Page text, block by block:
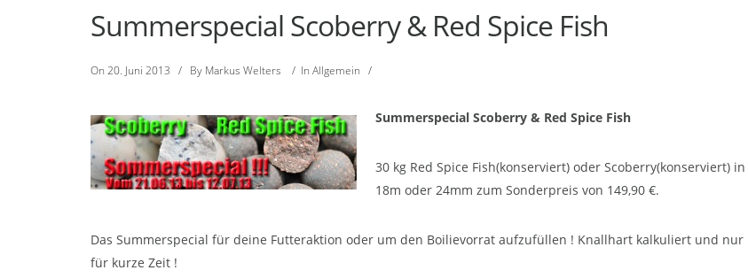
Summerspecial Scoberry & Red Spice Fish
On 20. Juni 2013 / By Markus Welters / In Allgemein /
Summerspecial Scoberry & Red Spice Fish
30 kg Red Spice Fish(konserviert) oder Scoberry(konserviert) in
18m oder 24mm zum Sonderpreis von 149,90 €.
Das Summerspecial für deine Futteraktion oder um den Boilievorrat aufzufüllen ! Knallhart kalkuliert und nur
für kurze Zeit !